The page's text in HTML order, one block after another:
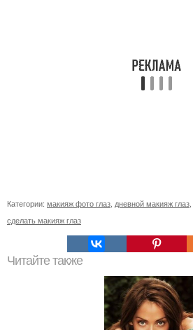
Категории: макияж фото глаз дневной макияж глаз
сделать макияж глаз
Читайте также